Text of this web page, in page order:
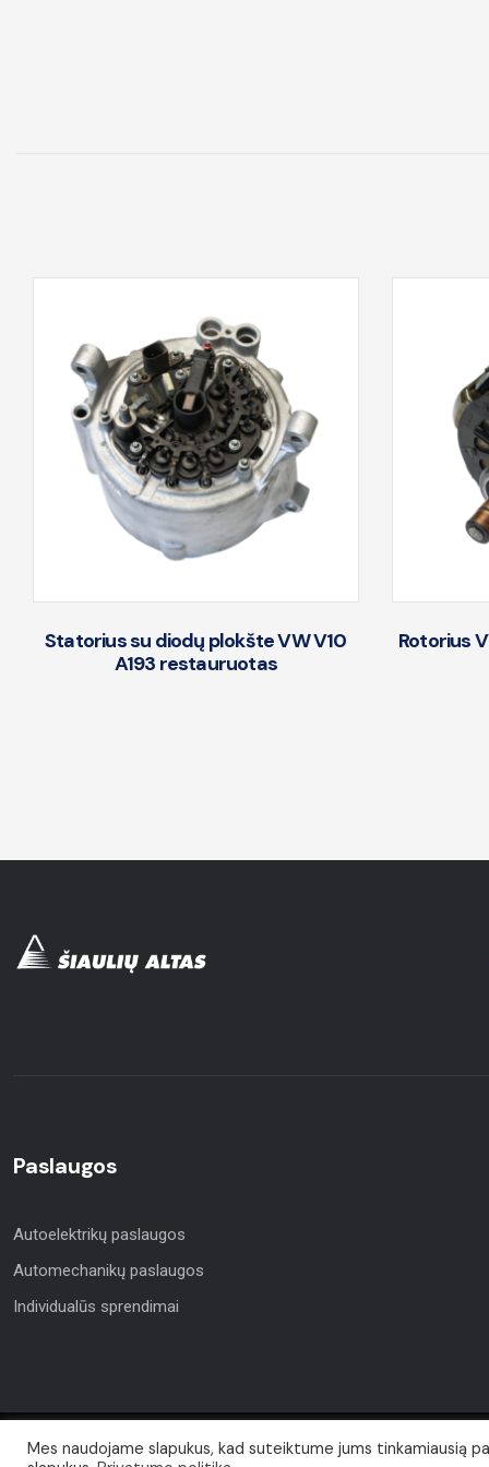
Statorius su diodų plokšte VW V10
A193 restauruotas
Rotorius
Paslaugos
Autoelektrikų paslaugos
Automechanikų paslaugos
Individualūs sprendimai
Autorių teisės © 2021. Visos teisės priklauso Šiaulių Altas.
Mes naudojame slapukus, kad suteiktume jums tinkamiausią